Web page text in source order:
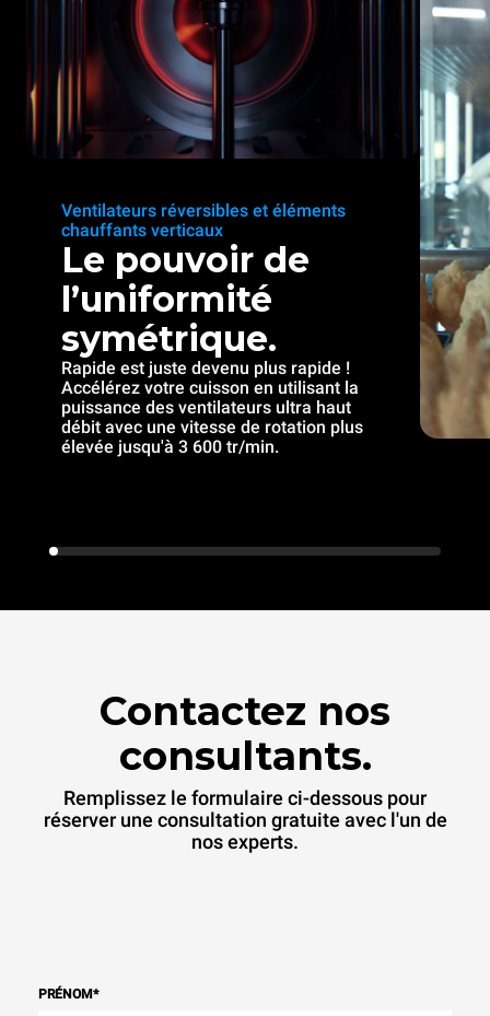
Ventilateurs réversibles et éléments
chauffants verticaux
Le pouvoir de
l’uniformité
symétrique.
Rapide est juste devenu plus rapide !
Accélérez votre cuisson en utilisant la
puissance des ventilateurs ultra haut
débit avec une vitesse de rotation plus
élevée jusqu'à 3 600 tr/min.
Contactez nos
consultants.
Remplissez le formulaire ci-dessous pour
réserver une consultation gratuite avec l'un de
nos experts.
PRÉNOM*